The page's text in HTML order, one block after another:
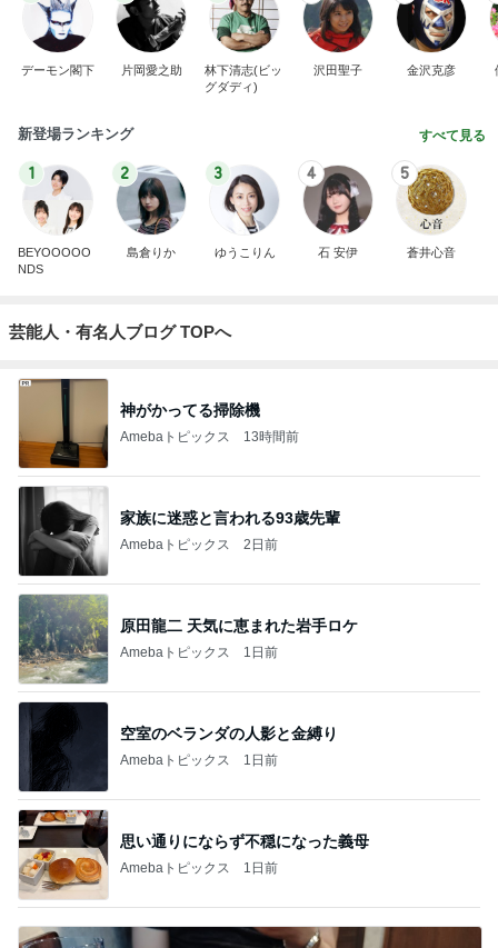
デーモン閣下 片岡愛之助
林下清志(ビッ
グダディ)
沢田聖子 金沢克彦
新登場ランキング すべて見る
1
BEYOOOOO
NDS
2
島倉りか
3
ゆうこりん
4
石 安伊
5
蒼井心音
芸能人・有名人ブログ TOPへ
神がかってる掃除機
Amebaトピックス 13時間前
家族に迷惑と言われる93歳先輩
Amebaトピックス 2日前
原田龍二 天気に恵まれた岩手ロケ
Amebaトピックス 1日前
空室のベランダの人影と金縛り
Amebaトピックス 1日前
思い通りにならず不穏になった義母
Amebaトピックス 1日前